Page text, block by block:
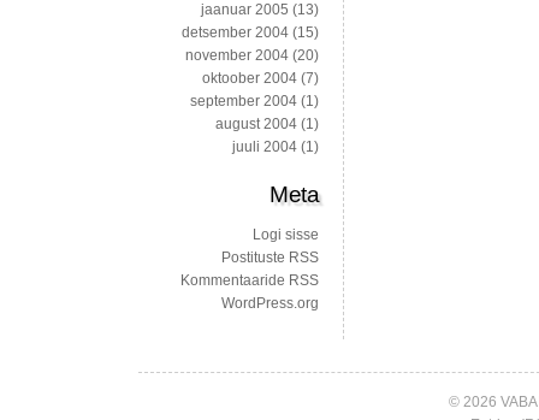
jaanuar 2005 (13)
detsember 2004 (15)
november 2004 (20)
oktoober 2004 (7)
september 2004 (1)
august 2004 (1)
juuli 2004 (1)
Meta
Logi sisse
Postituste RSS
Kommentaaride RSS
WordPress.org
© 2026